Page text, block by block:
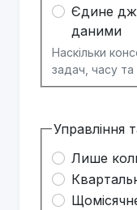
Єдине
даними
Наскільки
задач, часу та
Управління
Лише